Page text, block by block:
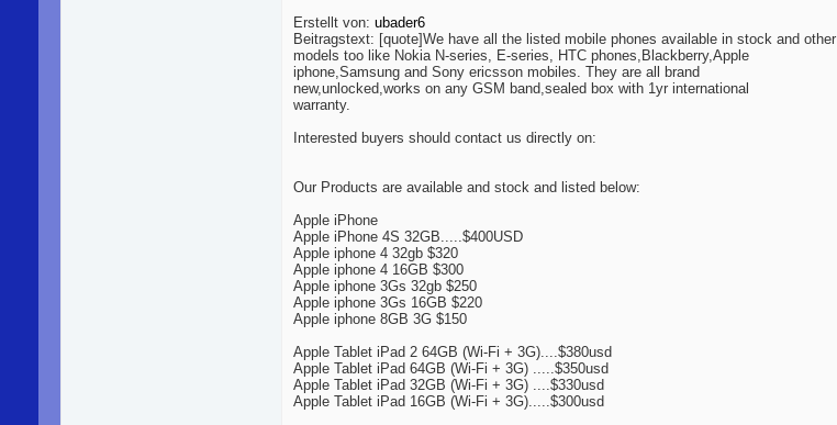
Erstellt von: ubader6
Beitragstext: [quote]We have all the listed mobile phones available in stock and other
models too like Nokia N-series, E-series, HTC phones,Blackberry,Apple
iphone,Samsung and Sony ericsson mobiles. They are all brand
new,unlocked,works on any GSM band,sealed box with 1yr international
warranty.
Interested buyers should contact us directly on:
Our Products are available and stock and listed below:
Apple iPhone
Apple iPhone 4S 32GB.....$400USD
Apple iphone 4 32gb $320
Apple iphone 4 16GB $300
Apple iphone 3Gs 32gb $250
Apple iphone 3Gs 16GB $220
Apple iphone 8GB 3G $150
Apple Tablet iPad 2 64GB (Wi-Fi + 3G)....$380usd
Apple Tablet iPad 64GB (Wi-Fi + 3G) .....$350usd
Apple Tablet iPad 32GB (Wi-Fi + 3G) ....$330usd
Apple Tablet iPad 16GB (Wi-Fi + 3G).....$300usd